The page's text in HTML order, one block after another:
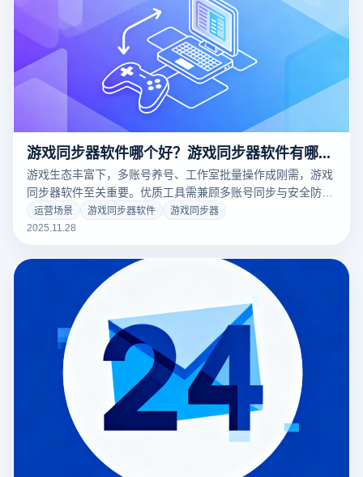
游戏同步器软件哪个好？游戏同步器软件有哪些？
游戏生态丰富下，多账号养号、工作室批量操作成刚需，游戏
同步器软件至关重要。优质工具需兼顾多账号同步与安全防关
联，云登多开浏览器融合多开与安全防护，是效率与安全兼具
的优选。
运营场景 游戏同步器软件
游戏同步器
2025.11.28